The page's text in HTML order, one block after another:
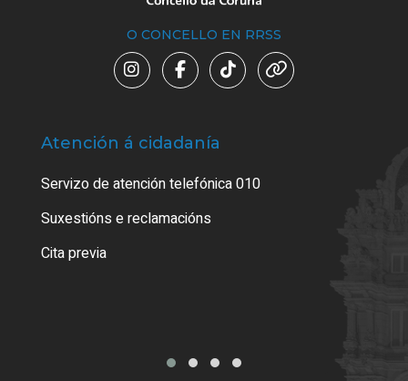
O CONCELLO EN RRSS
Atención á cidadanía
Servizo de atención telefónica 010
Suxestións e reclamacións
Cita previa